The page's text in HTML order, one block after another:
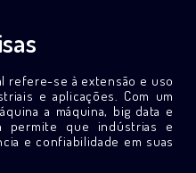
refere-se à extensão e uso
e aplicações. Com um
a máquina, big data e
permite que indústrias e
e confiabilidade em suas